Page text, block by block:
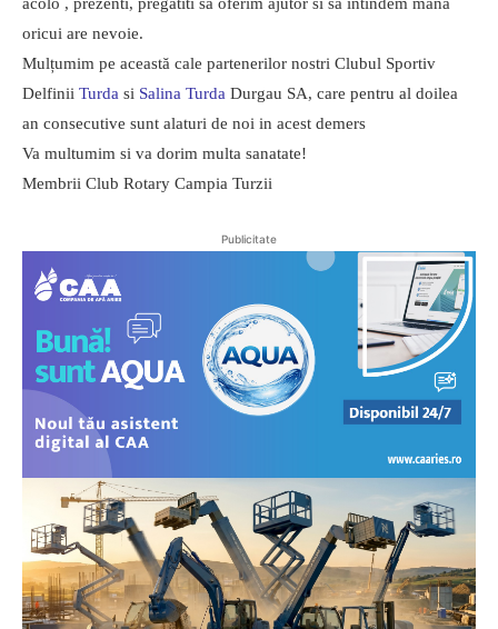
oricui are nevoie.
Mulțumim pe această cale partenerilor nostri Clubul Sportiv
Delfinii Turda si Salina Turda Durgau SA, care pentru al doilea
an consecutive sunt alaturi de noi in acest demers
Va multumim si va dorim multa sanatate!
Membrii Club Rotary Campia Turzii
Publicitate